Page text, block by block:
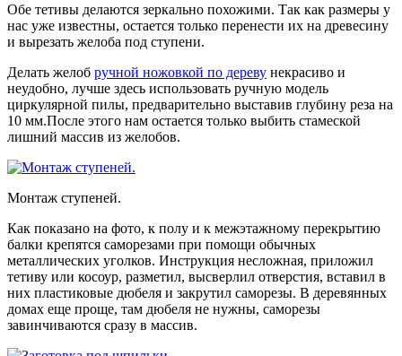
Обе тетивы делаются зеркально похожими. Так как размеры у
нас уже известны, остается только перенести их на древесину
и вырезать желоба под ступени.
Делать желоб ручной ножовкой по дереву некрасиво и
неудобно, лучше здесь использовать ручную модель
циркулярной пилы, предварительно выставив глубину реза на
10 мм.После этого нам остается только выбить стамеской
лишний массив из желобов.
Монтаж ступеней.
Как показано на фото, к полу и к межэтажному перекрытию
балки крепятся саморезами при помощи обычных
металлических уголков. Инструкция несложная, приложил
тетиву или косоур, разметил, высверлил отверстия, вставил в
них пластиковые дюбеля и закрутил саморезы. В деревянных
домах еще проще, там дюбеля не нужны, саморезы
завинчиваются сразу в массив.